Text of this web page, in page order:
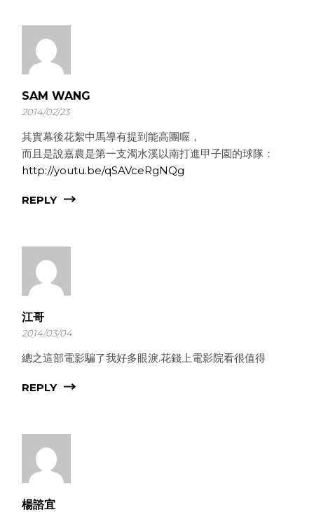
SAM WANG
2014/02/23
其實幕後花絮中馬導有提到能高團喔，
而且是說嘉農是第一支濁水溪以南打進甲子園的球隊：
http://youtu.be/qSAVceRgNQg
REPLY
江哥
2014/03/04
總之這部電影騙了我好多眼淚.花錢上電影院看很值得
REPLY
楊諮宜